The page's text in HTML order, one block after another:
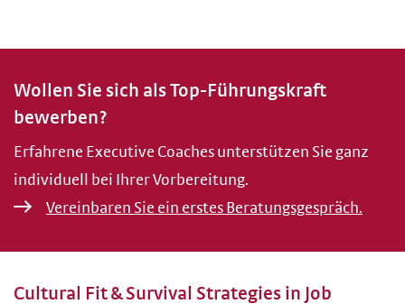
Wollen Sie sich als Top-Führungskraft
bewerben?
Erfahrene Executive Coaches unterstützen Sie ganz
individuell bei Ihrer Vorbereitung.
Vereinbaren Sie ein erstes Beratungsgespräch.
Cultural Fit & Survival Strategies in Job